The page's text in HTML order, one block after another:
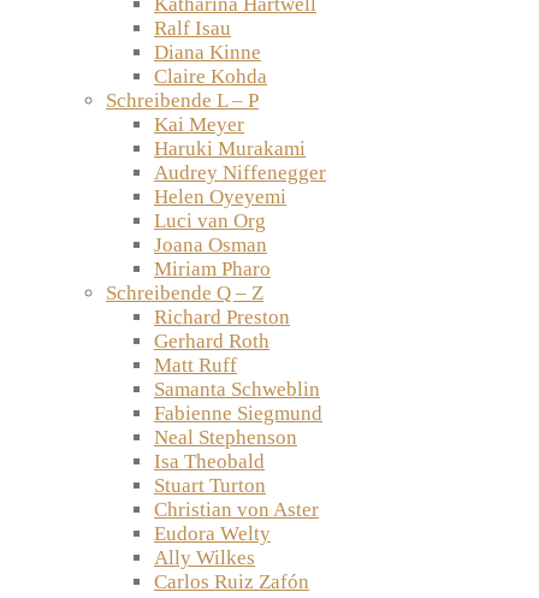
Ralf Isau
Diana Kinne
Claire Kohda
Schreibende L – P
Kai Meyer
Haruki Murakami
Audrey Niffenegger
Helen Oyeyemi
Luci van Org
Joana Osman
Miriam Pharo
Schreibende Q – Z
Richard Preston
Gerhard Roth
Matt Ruff
Samanta Schweblin
Fabienne Siegmund
Neal Stephenson
Isa Theobald
Stuart Turton
Christian von Aster
Eudora Welty
Ally Wilkes
Carlos Ruiz Zafón